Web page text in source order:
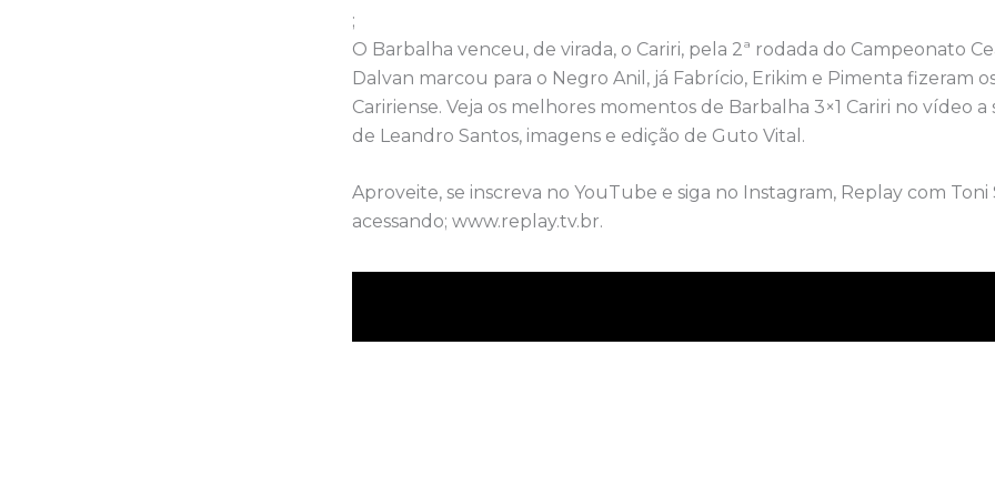
;
O Barbalha venceu, de virada, o Cariri, pela 2ª rodada do Campeonato
Dalvan marcou para o Negro Anil, já Fabrício, Erikim e Pimenta fizeram
Caririense. Veja os melhores momentos de Barbalha 3×1 Cariri no vídeo
de Leandro Santos, imagens e edição de Guto Vital.
Aproveite, se inscreva no YouTube e siga no Instagram, Replay com Toni
acessando; www.replay.tv.br.